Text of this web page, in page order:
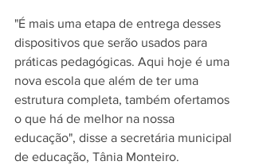
"É mais uma etapa de entrega desses
dispositivos que serão usados para
práticas pedagógicas. Aqui hoje é uma
nova escola que além de ter uma
estrutura completa, também ofertamos
o que há de melhor na nossa
educação", disse a secretária municipal
de educação, Tânia Monteiro.